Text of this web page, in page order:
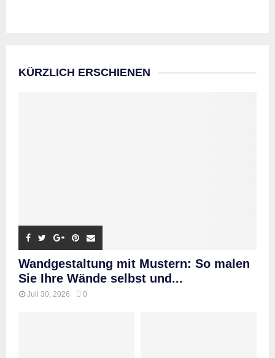
KÜRZLICH ERSCHIENEN
Wandgestaltung mit Mustern: So malen
Sie Ihre Wände selbst und...
Juli 30, 2026 0